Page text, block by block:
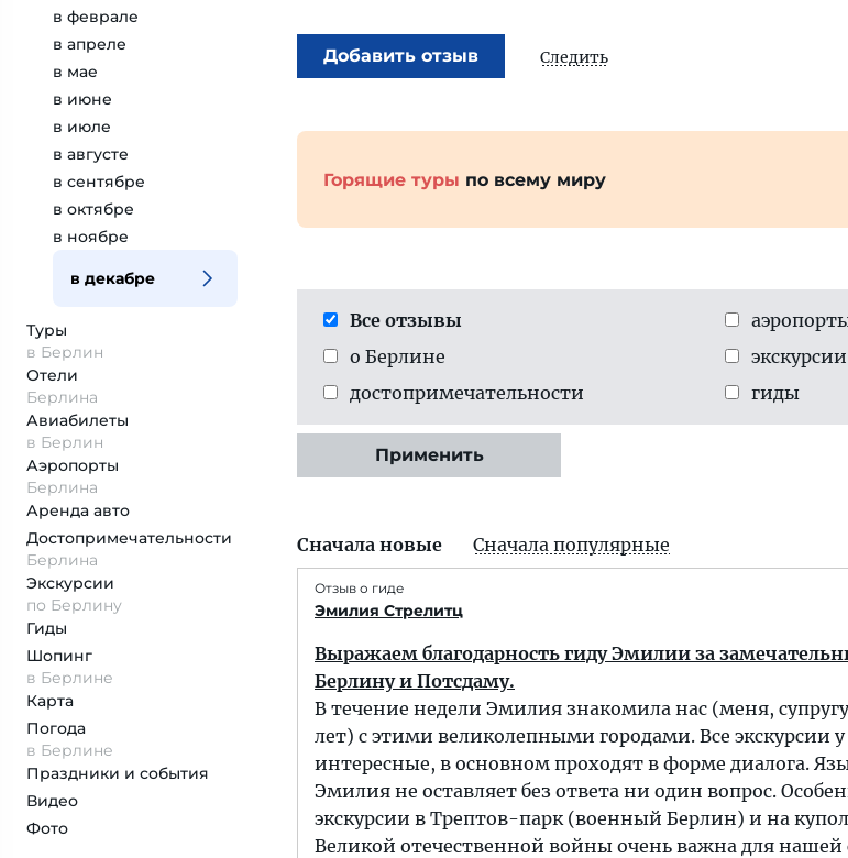
в феврале
в апреле
в мае
в июне
в июле
в августе
в сентябре
в октябре
в ноябре
в декабре
Туры
в Берлин
Отели
Берлина
Авиабилеты
в Берлин
Аэропорты
Берлина
Аренда авто
Достопримеча­тельности
Берлина
Экскурсии
по Берлину
Гиды
Шопинг
в Берлине
Карта
Погода
в Берлине
Праздники и события
Видео
Фото
Добавить отзыв Следить
Горящие туры по всему миру
Все отзывы
о Берлине
достопримеча­тельности
экскурсии
гиды
Применить
Сначала новые Сначала популярные
Отзыв о гиде
Эмилия Стрелитц
Выражаем благодарность гиду Эмилии за
Берлину и Потсдаму.
В течение недели Эмилия знакомила нас (меня,
лет) с этими великолепными городами. Все экскурсии
интересные, в основном проходят в форме диалога.
Эмилия не оставляет без ответа ни один вопрос.
экскурсии в Трептов-парк (военный Берлин) и на
Великой отечественной войны очень важна для